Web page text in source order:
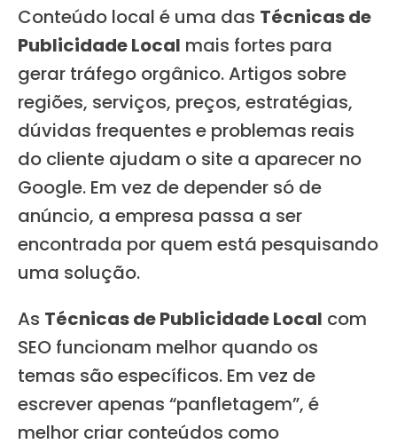
Conteúdo local é uma das Técnicas de
Publicidade Local mais fortes para
gerar tráfego orgânico. Artigos sobre
regiões, serviços, preços, estratégias,
dúvidas frequentes e problemas reais
do cliente ajudam o site a aparecer no
Google. Em vez de depender só de
anúncio, a empresa passa a ser
encontrada por quem está pesquisando
uma solução.
As Técnicas de Publicidade Local com
SEO funcionam melhor quando os
temas são específicos. Em vez de
escrever apenas “panfletagem”, é
melhor criar conteúdos como